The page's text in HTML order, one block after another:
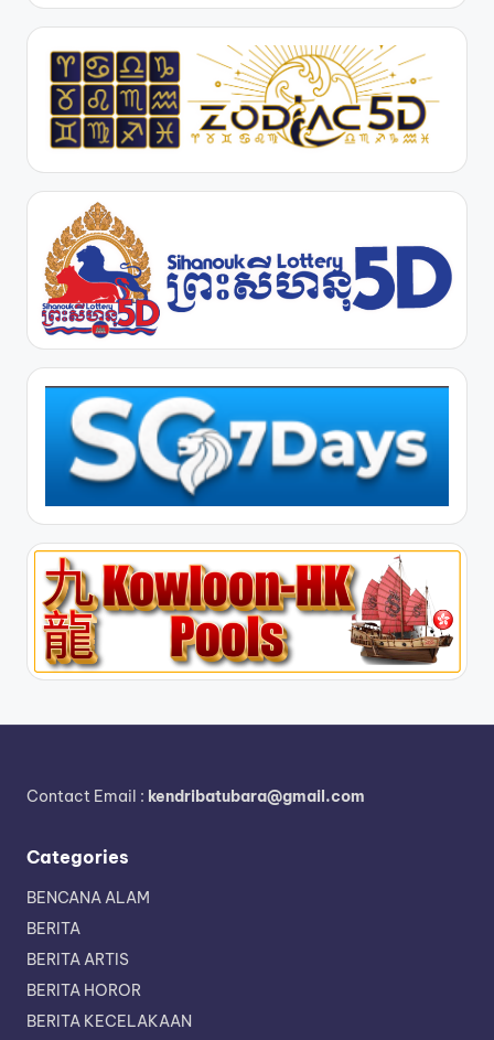
Contact Email : kendribatubara@gmail.com
Categories
BENCANA ALAM
BERITA
BERITA ARTIS
BERITA HOROR
BERITA KECELAKAAN